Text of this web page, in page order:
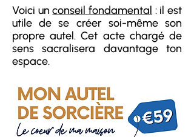
Voici unconseil fondamental : il est
utile de se créer soi-même son
propre autel. Cet acte chargé de
sens sacralisera davantage ton
espace.